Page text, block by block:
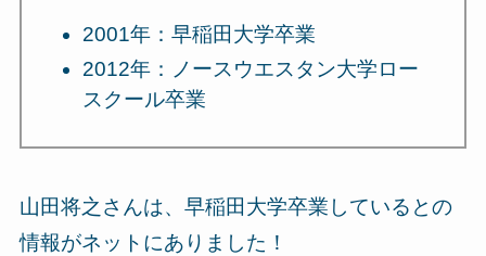
2001年：早稲田大学卒業
2012年：ノースウエスタン大学ロー
スクール卒業
山田将之さんは、早稲田大学卒業しているとの
情報がネットにありました！